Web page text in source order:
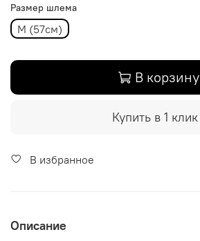
Размер шлема
M (57см)
В корзину
Купить в 1 клик
В избранное
Описание